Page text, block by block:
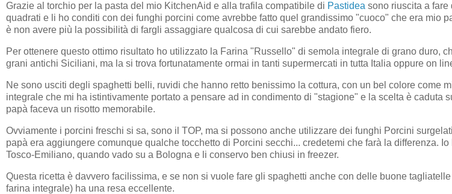
Grazie al torchio per la pasta del mio KitchenAid e alla trafila compatibile di Pastidea sono riuscita a fare
quadrati e li ho conditi con dei funghi porcini come avrebbe fatto quel grandissimo "cuoco" che era mio
è non avere più la possibilità di fargli assaggiare qualcosa di cui sarebbe andato fiero.
Per ottenere questo ottimo risultato ho utilizzato la Farina "Russello" di semola integrale di grano duro,
grani antichi Siciliani, ma la si trova fortunatamente ormai in tanti supermercati in tutta Italia oppure on
Ne sono usciti degli spaghetti belli, ruvidi che hanno retto benissimo la cottura, con un bel colore come
integrale che mi ha istintivamente portato a pensare ad in condimento di "stagione" e la scelta è caduta
papà faceva un risotto memorabile.
Ovviamente i porcini freschi si sa, sono il TOP, ma si possono anche utilizzare dei funghi Porcini
papà era aggiungere comunque qualche tocchetto di Porcini secchi... credetemi che farà la differenza.
Tosco-Emiliano, quando vado su a Bologna e li conservo ben chiusi in freezer.
Questa ricetta è davvero facilissima, e se non si vuole fare gli spaghetti anche con delle buone
farina integrale) ha una resa eccellente.